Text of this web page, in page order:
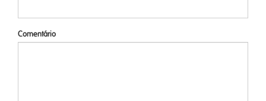
Comentário